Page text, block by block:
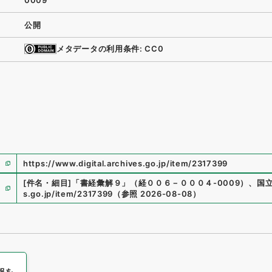
公開
メタデータの利用条件: CC0
https://www.digital.archives.go.jp/item/2317399
[件名・細目] 「書経彙解９ 」 （経００６－０００４-0009） 、 国
s.go.jp/item/2317399 （参照 2026-08-08）